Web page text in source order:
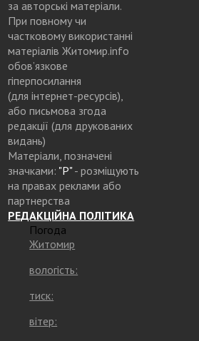
за авторські матеріали.
При повному чи
частковому використанні
матеріалів Житомир.info
обов’язкове
гіперпосилання
(для інтернет-ресурсів),
або письмова згода
редакції (для друкованих
видань)
Матеріали, позначені
значками: "Р"- розміщують
на правах реклами або
партнерства
РЕДАКЦІЙНА ПОЛІТИКА
Погода
Житомир
вологість:
тиск:
вітер: